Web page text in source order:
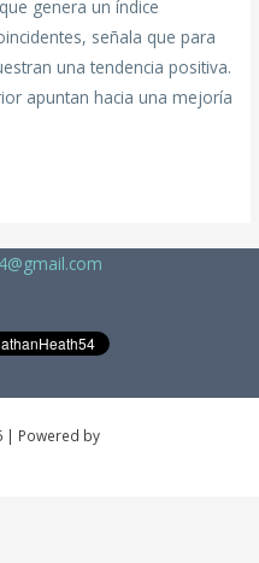
genera un índice
señala que para
una tendencia positiva.
apuntan hacia una mejoría
| Powered by